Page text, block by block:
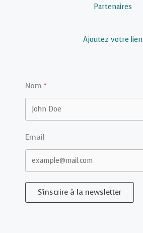
Partenaires
Ajoutez votre lien
Nom
Email
S'inscrire à la newsletter